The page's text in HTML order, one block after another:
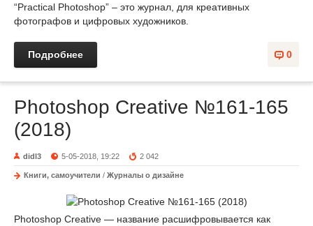
“Practical Photoshop” – это журнал, для креативных
фотографов и цифровых художников.
0
Подробнее
Photoshop Creative №161-165
(2018)
didl3 5-05-2018, 19:22 2 042
Книги, самоучители / Журналы о дизайне
Photoshop Creative — название расшифровывается как